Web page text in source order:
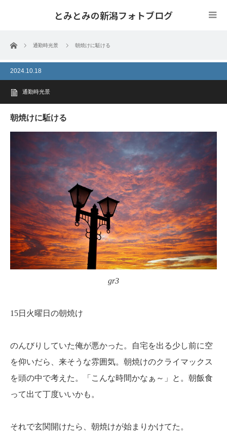
とみとみの新潟フォトブログ
ホーム 通勤時光景 朝焼けに駈ける
2024.10.18
通勤時光景
朝焼けに駈ける
gr3
15日火曜日の朝焼け
のんびりしていた俺が悪かった。自宅を出る少し前に空
を仰いだら、来そうな雰囲気。朝焼けのクライマックス
を頭の中で考えた。「こんな時間かなぁ～」と。朝飯食
って出て丁度いいかも。
それで玄関開けたら、朝焼けが始まりかけてた。